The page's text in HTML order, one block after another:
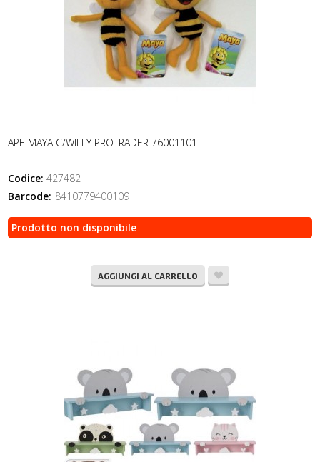
APE MAYA C/WILLY PROTRADER 76001101
Codice: 427482
Barcode: 8410779400109
Prodotto non disponibile
AGGIUNGI AL CARRELLO